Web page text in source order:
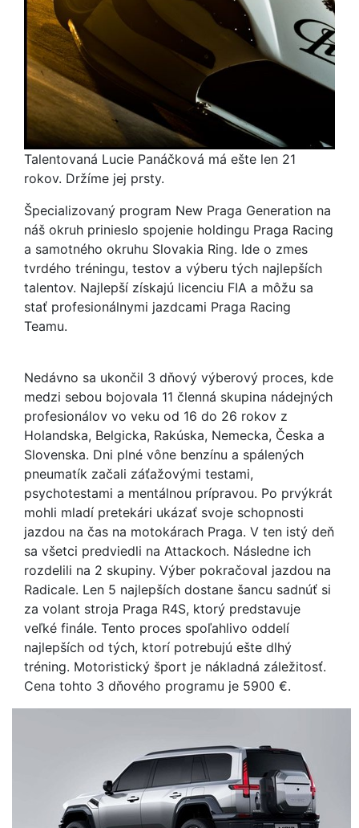
Talentovaná Lucie Panáčková má ešte len 21
rokov. Držíme jej prsty.
Špecializovaný program New Praga Generation na
náš okruh prinieslo spojenie holdingu Praga Racing
a samotného okruhu Slovakia Ring. Ide o zmes
tvrdého tréningu, testov a výberu tých najlepších
talentov. Najlepší získajú licenciu FIA a môžu sa
stať profesionálnymi jazdcami Praga Racing
Teamu.
Nedávno sa ukončil 3 dňový výberový proces, kde
medzi sebou bojovala 11 členná skupina nádejných
profesionálov vo veku od 16 do 26 rokov z
Holandska, Belgicka, Rakúska, Nemecka, Česka a
Slovenska. Dni plné vône benzínu a spálených
pneumatík začali záťažovými testami,
psychotestami a mentálnou prípravou. Po prvýkrát
mohli mladí pretekári ukázať svoje schopnosti
jazdou na čas na motokárach Praga. V ten istý deň
sa všetci predviedli na Attackoch. Následne ich
rozdelili na 2 skupiny. Výber pokračoval jazdou na
Radicale. Len 5 najlepších dostane šancu sadnúť si
za volant stroja Praga R4S, ktorý predstavuje
veľké finále. Tento proces spoľahlivo oddelí
najlepších od tých, ktorí potrebujú ešte dlhý
tréning. Motoristický šport je nákladná záležitosť.
Cena tohto 3 dňového programu je 5900 €.